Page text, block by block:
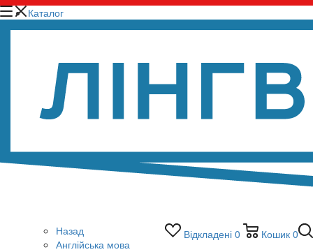
Відкладені 0 Кошик 0
Каталог
Назад
Англійська мова